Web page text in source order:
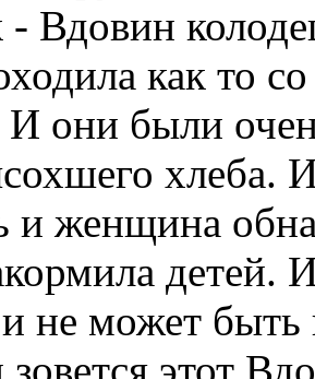
- Вдовин
как то
они были
хлеба.
и женщина
детей.
и не может быть
зовется этот